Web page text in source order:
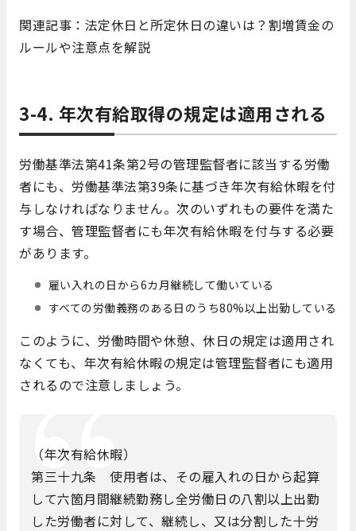
関連記事：法定休日と所定休日の違いは？割増賃金の
ルールや注意点を解説
3-4. 年次有給取得の規定は適用される
労働基準法第41条第2号の管理監督者に該当する労働
者にも、労働基準法第39条に基づき年次有給休暇を付
与しなければなりません。次のいずれもの要件を満た
す場合、管理監督者にも年次有給休暇を付与する必要
があります。
雇い入れの日から6カ月継続して働いている
すべての労働義務のある日のうち80%以上出勤している
このように、労働時間や休憩、休日の規定は適用され
なくても、年次有給休暇の規定は管理監督者にも適用
されるので注意しましょう。
（年次有給休暇）
第三十九条 使用者は、その雇入れの日から起算
して六箇月間継続勤務し全労働日の八割以上出勤
した労働者に対して、継続し、又は分割した十労